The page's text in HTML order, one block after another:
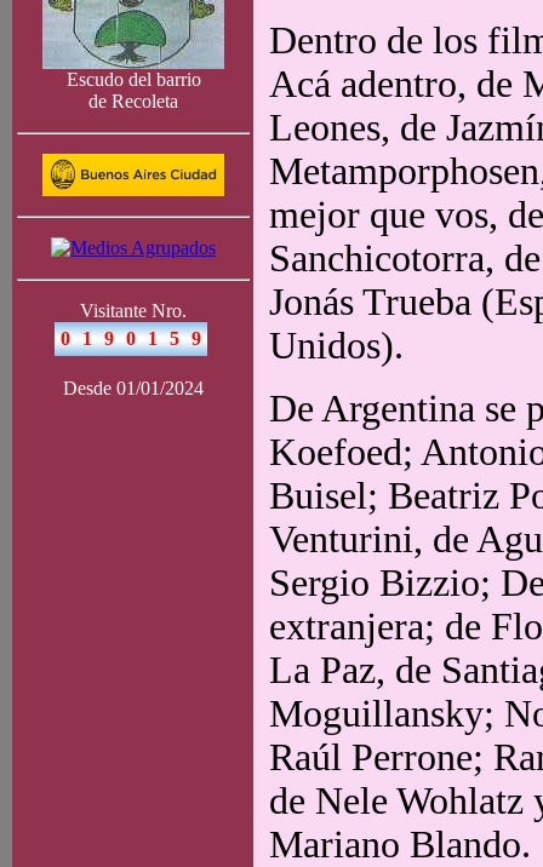
Escudo del barrio
de Recoleta
Visitante Nro.
Desde 01/01/2024
Dentro de los
Acá adentro, de
Leones, de
mejor que vos,
Sanchicotorra,
Jonás Trueba
Unidos).
De Argentina se
Koefoed;
Buisel; Beatriz
Venturini, de
Sergio Bizzio;
extranjera; de
La Paz, de
Moguillansky;
Raúl Perrone;
de Nele Wohlatz
Mariano Blando.